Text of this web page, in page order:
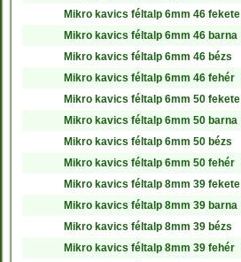
Mikro kavics féltalp 6mm 46 fekete
Mikro kavics féltalp 6mm 46 barna
Mikro kavics féltalp 6mm 46 bézs
Mikro kavics féltalp 6mm 46 fehér
Mikro kavics féltalp 6mm 50 fekete
Mikro kavics féltalp 6mm 50 barna
Mikro kavics féltalp 6mm 50 bézs
Mikro kavics féltalp 6mm 50 fehér
Mikro kavics féltalp 8mm 39 fekete
Mikro kavics féltalp 8mm 39 barna
Mikro kavics féltalp 8mm 39 bézs
Mikro kavics féltalp 8mm 39 fehér